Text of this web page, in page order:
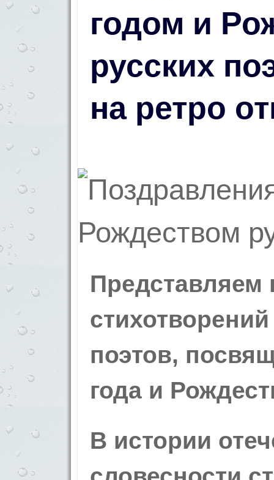
годом и
русских
на ретро
Представляем
поэтов,
года и
В истории